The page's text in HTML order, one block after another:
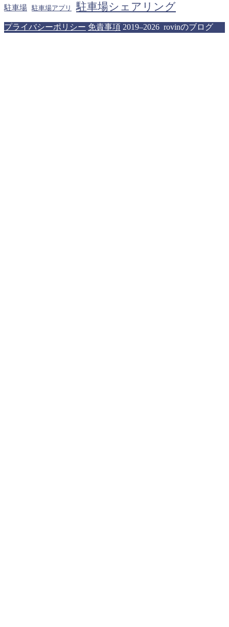
駐車場 駐車場アプリ 駐車場シェアリング
プライバシーポリシー 免責事項 2019–2026 rovinのブログ